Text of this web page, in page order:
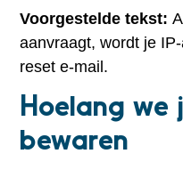
Voorgestelde tekst:
aanvraagt, wordt je
reset e-mail.
Hoelang we
bewaren